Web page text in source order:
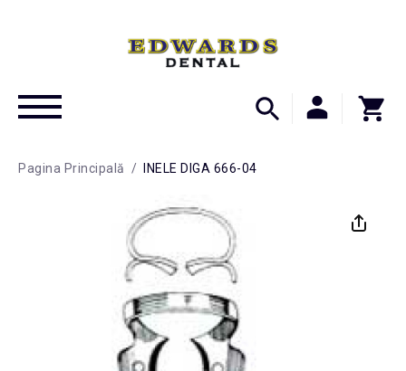
Pagina Principală / INELE DIGA 666-04